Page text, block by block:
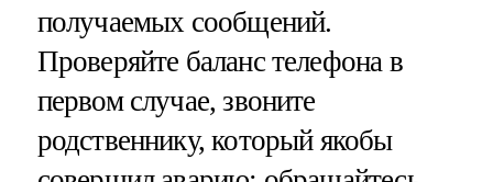
получаемых сообщений.
Проверяйте баланс телефона в
первом случае, звоните
родственнику, который якобы